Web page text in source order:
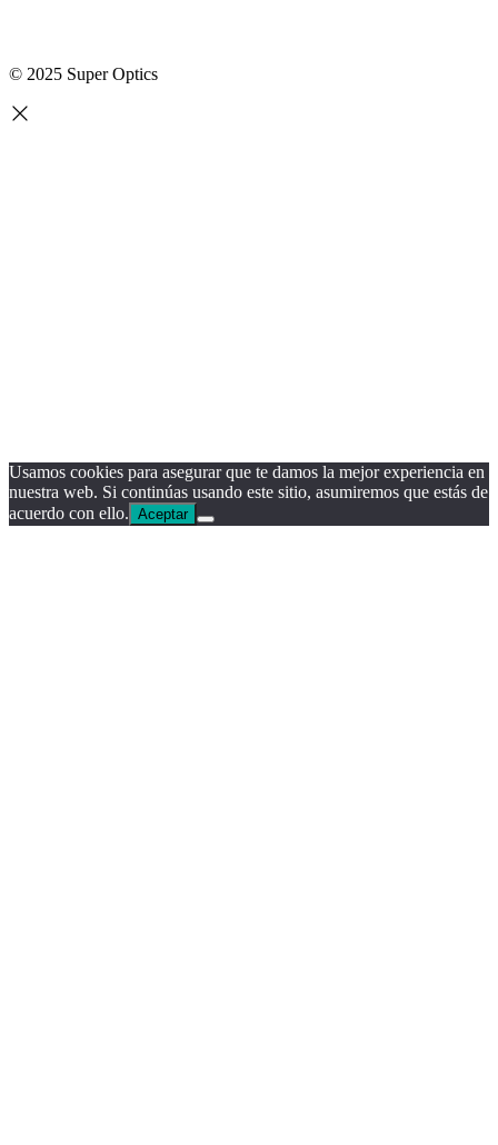
© 2025 Super Optics
Usamos cookies para asegurar que te damos la mejor experiencia en
nuestra web. Si continúas usando este sitio, asumiremos que estás de
acuerdo con ello. Aceptar